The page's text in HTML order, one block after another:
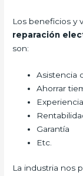
Los beneficios y
reparación
son:
Asistencia
Ahorrar
Experiencia
Garantía
Etc.
La industria nos